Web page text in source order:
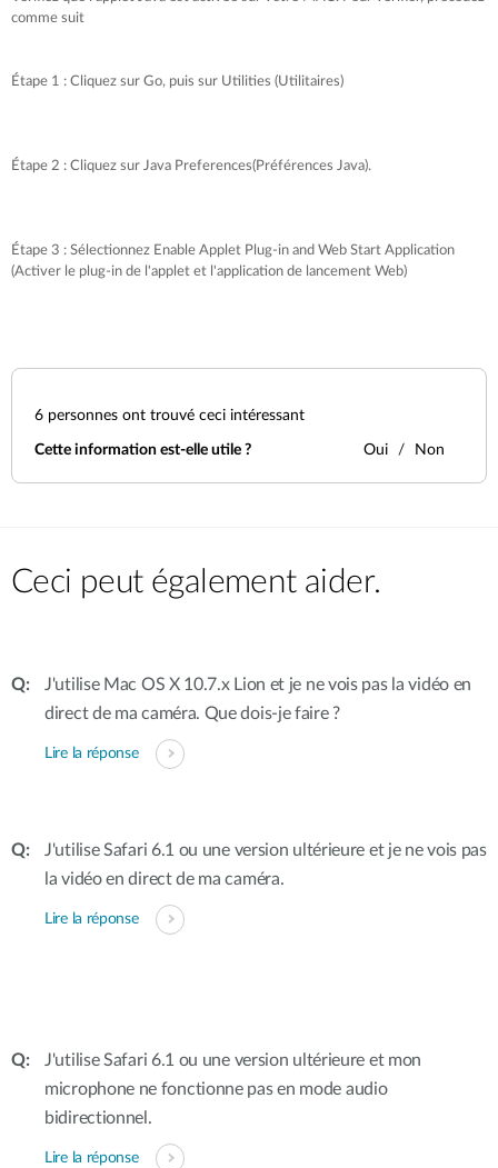
comme suit
Étape 1 : Cliquez sur Go, puis sur Utilities (Utilitaires)
Étape 2 : Cliquez sur Java Preferences(Préférences Java).
Étape 3 : Sélectionnez Enable Applet Plug-in and Web Start Application
(Activer le plug-in de l'applet et l'application de lancement Web)
6 personnes ont trouvé ceci intéressant
Cette information est-elle utile ? Oui Non
Ceci peut également aider.
J'utilise Mac OS X 10.7.x Lion et je ne vois pas la vidéo en
direct de ma caméra. Que dois-je faire ?
Lire la réponse
J'utilise Safari 6.1 ou une version ultérieure et je ne vois pas
la vidéo en direct de ma caméra.
Lire la réponse
J'utilise Safari 6.1 ou une version ultérieure et mon
microphone ne fonctionne pas en mode audio
bidirectionnel.
Lire la réponse